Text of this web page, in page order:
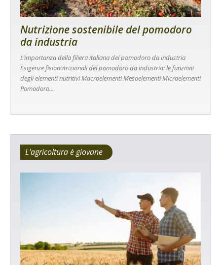
Nutrizione sostenibile del pomodoro
da industria
L’importanza della filiera italiana del pomodoro da industria
Esigenze fisionutrizionali del pomodoro da industria: le funzioni
degli elementi nutritivi Macroelementi Mesoelementi Microelementi
Pomodoro...
L'agricoltura è giovane